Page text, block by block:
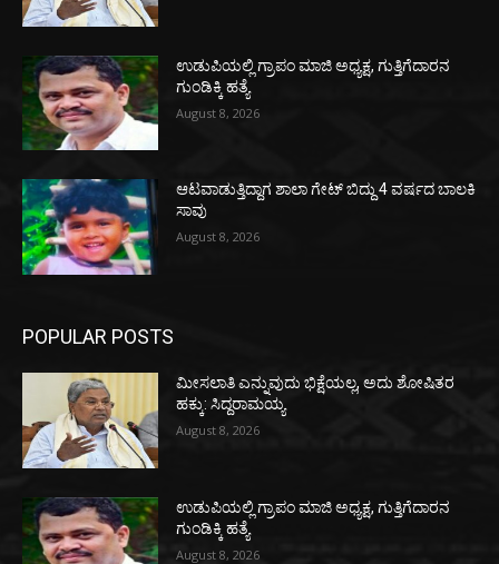
ಉಡುಪಿಯಲ್ಲಿ ಗ್ರಾಪಂ ಮಾಜಿ ಅಧ್ಯಕ್ಷ, ಗುತ್ತಿಗೆದಾರನ
ಗುಂಡಿಕ್ಕಿ ಹತ್ಯೆ
August 8, 2026
ಆಟವಾಡುತ್ತಿದ್ದಾಗ ಶಾಲಾ ಗೇಟ್‌ ಬಿದ್ದು 4 ವರ್ಷದ ಬಾಲಕಿ
ಸಾವು
August 8, 2026
POPULAR POSTS
ಮೀಸಲಾತಿ ಎನ್ನುವುದು ಭಿಕ್ಷೆಯಲ್ಲ, ಅದು ಶೋಷಿತರ
ಹಕ್ಕು: ಸಿದ್ದರಾಮಯ್ಯ
August 8, 2026
ಉಡುಪಿಯಲ್ಲಿ ಗ್ರಾಪಂ ಮಾಜಿ ಅಧ್ಯಕ್ಷ, ಗುತ್ತಿಗೆದಾರನ
ಗುಂಡಿಕ್ಕಿ ಹತ್ಯೆ
August 8, 2026